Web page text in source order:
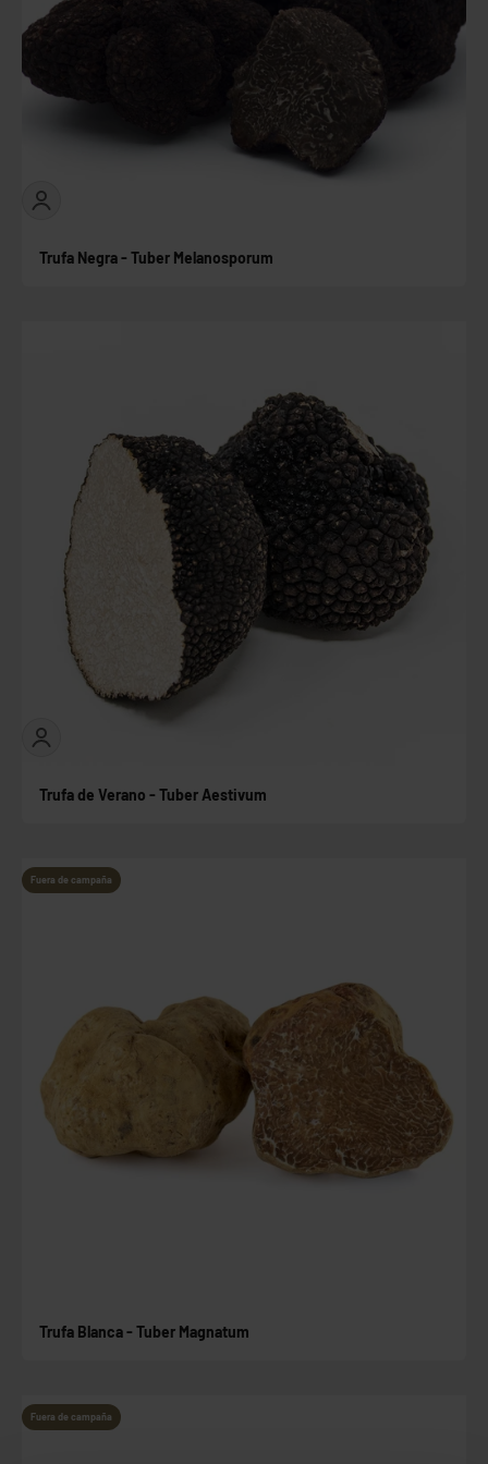
Trufa Negra - Tuber Melanosporum
Fuera de campaña
Trufa Blanca - Tuber Magnatum
Fuera de campaña
Trufa de Verano - Tuber Aestivum